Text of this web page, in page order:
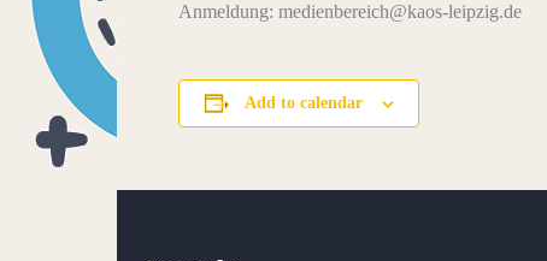
Anmeldung: medienbereich@kaos-leipzig.de
Add to calendar